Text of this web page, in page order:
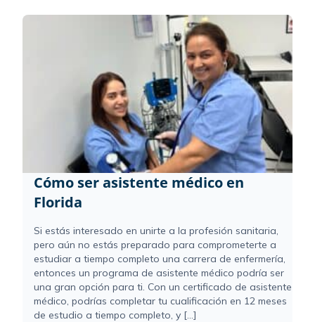
Cómo ser asistente médico en
Florida
Si estás interesado en unirte a la profesión sanitaria,
pero aún no estás preparado para comprometerte a
estudiar a tiempo completo una carrera de enfermería,
entonces un programa de asistente médico podría ser
una gran opción para ti. Con un certificado de asistente
médico, podrías completar tu cualificación en 12 meses
de estudio a tiempo completo, y [...]